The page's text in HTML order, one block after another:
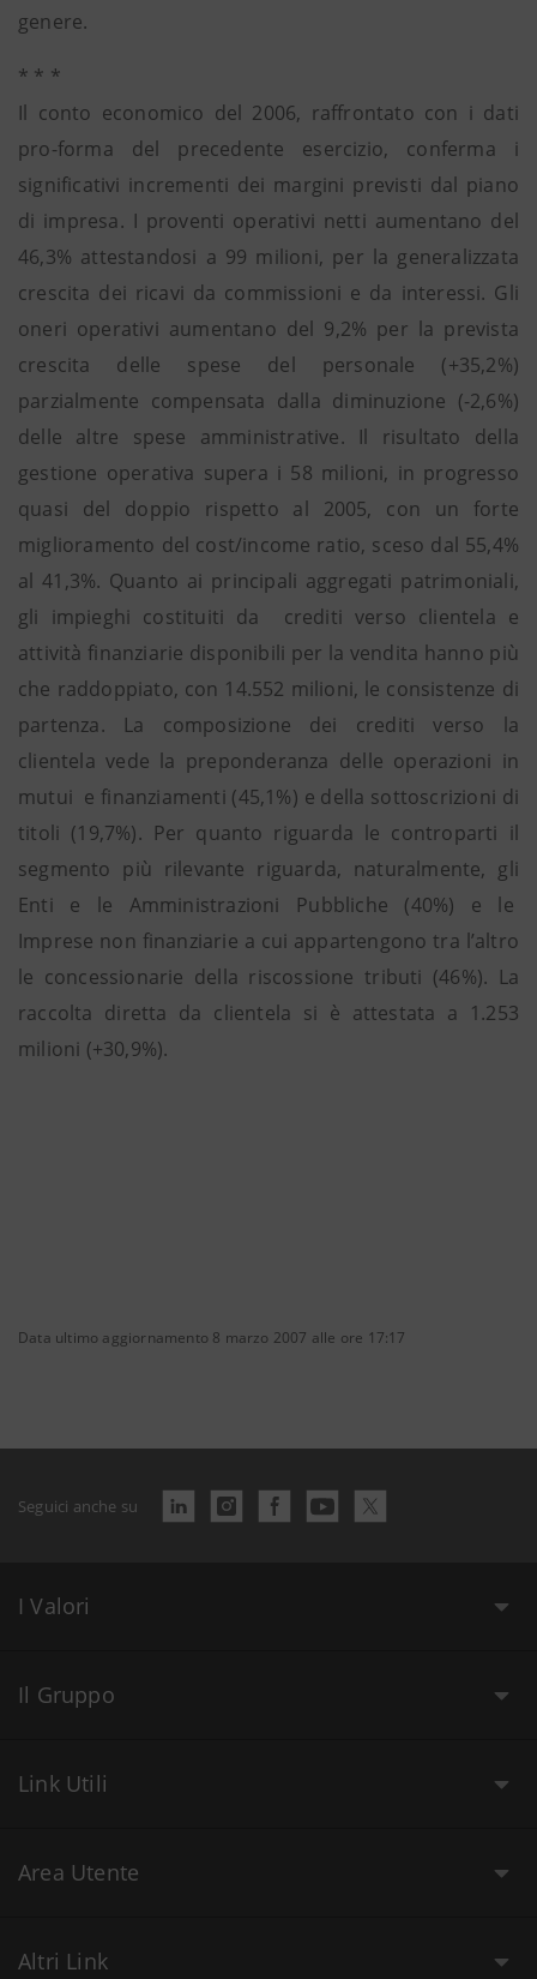
genere.
* * *
Il conto economico del 2006, raffrontato con i dati
pro-forma del precedente esercizio, conferma i
significativi incrementi dei margini previsti dal piano
di impresa. I proventi operativi netti aumentano del
46,3% attestandosi a 99 milioni, per la generalizzata
crescita dei ricavi da commissioni e da interessi. Gli
oneri operativi aumentano del 9,2% per la prevista
crescita delle spese del personale (+35,2%)
parzialmente compensata dalla diminuzione (-2,6%)
delle altre spese amministrative. Il risultato della
gestione operativa supera i 58 milioni, in progresso
quasi del doppio rispetto al 2005, con un forte
miglioramento del cost/income ratio, sceso dal 55,4%
al 41,3%. Quanto ai principali aggregati patrimoniali,
gli impieghi costituiti da crediti verso clientela e
attività finanziarie disponibili per la vendita hanno più
che raddoppiato, con 14.552 milioni, le consistenze di
partenza. La composizione dei crediti verso la
clientela vede la preponderanza delle operazioni in
mutui e finanziamenti (45,1%) e della sottoscrizioni di
titoli (19,7%). Per quanto riguarda le controparti il
segmento più rilevante riguarda, naturalmente, gli
Enti e le Amministrazioni Pubbliche (40%) e le
Imprese non finanziarie a cui appartengono tra l’altro
le concessionarie della riscossione tributi (46%). La
raccolta diretta da clientela si è attestata a 1.253
milioni (+30,9%).
Data ultimo aggiornamento 8 marzo 2007 alle ore 17:17
Seguici anche su
I Valori
Il Gruppo
Link Utili
Area Utente
Altri Link